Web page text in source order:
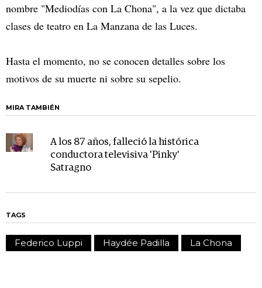
nombre "Mediodías con La Chona", a la vez que dictaba
clases de teatro en La Manzana de las Luces.
Hasta el momento, no se conocen detalles sobre los
motivos de su muerte ni sobre su sepelio.
MIRA TAMBIÉN
A los 87 años, falleció la histórica
conductora televisiva 'Pinky'
Satragno
TAGS
Federico Luppi Haydée Padilla La Chona